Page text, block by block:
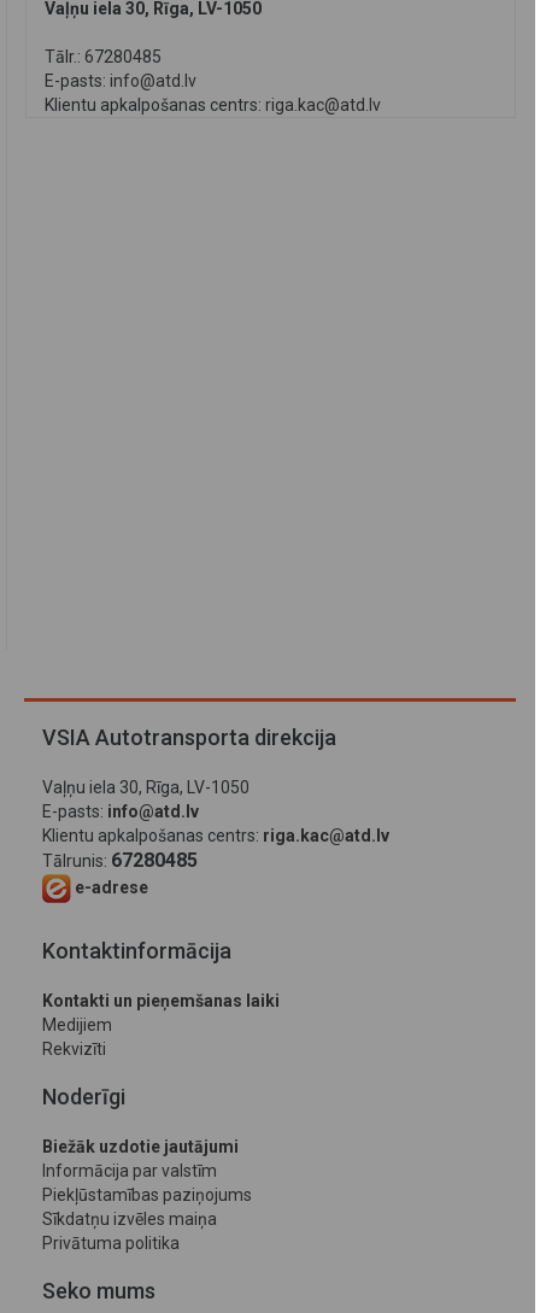
Vaļņu iela 30, Rīga, LV-1050
Tālr.: 67280485
E-pasts: info@atd.lv
Klientu apkalpošanas centrs: riga.kac@atd.lv
VSIA Autotransporta direkcija
Vaļņu iela 30, Rīga, LV-1050
E-pasts: info@atd.lv
Klientu apkalpošanas centrs: riga.kac@atd.lv
Tālrunis: 67280485
e-adrese
Kontaktinformācija
Kontakti un pieņemšanas laiki
Medijiem
Rekvizīti
Noderīgi
Biežāk uzdotie jautājumi
Informācija par valstīm
Piekļūstamības paziņojums
Sīkdatņu izvēles maiņa
Privātuma politika
Seko mums